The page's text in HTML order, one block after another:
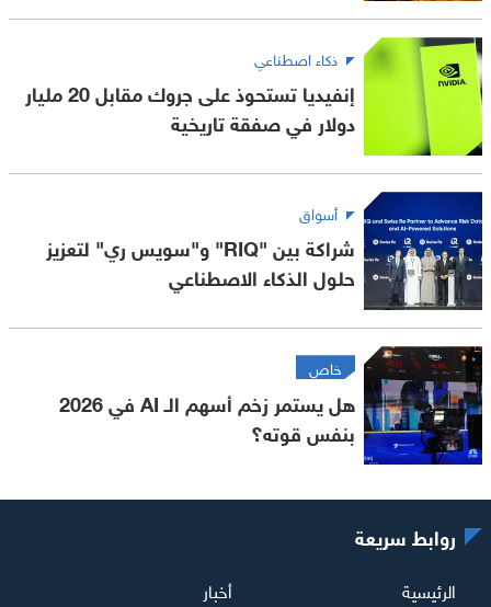
ذكاء اصطناعي
إنفيديا تستحوذ على جروك مقابل 20 مليار
دولار في صفقة تاريخية
أسواق
شراكة بين "RIQ" و"سويس ري" لتعزيز
حلول الذكاء الاصطناعي
خاص
هل يستمر زخم أسهم الـ AI في 2026
بنفس قوته؟
روابط سريعة
الرئيسية أخبار